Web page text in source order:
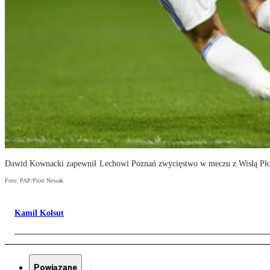
Dawid Kownacki zapewnił Lechowi Poznań zwycięstwo w meczu z Wisłą
Foto: PAP/Piotr Nowak
Kamil Kołsut
Powiązane